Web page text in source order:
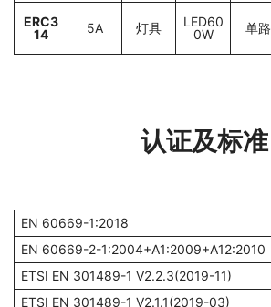
ERC3
14
5A 灯具
LED60
0W
单路
认证及标准
EN 60669-1:2018
EN 60669-2-1:2004+A1:2009+A12:2010
ETSI EN 301489-1 V2.2.3(2019-11)
ETSI EN 301489-1 V2.1.1(2019-03)